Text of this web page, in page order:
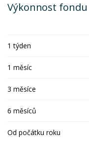
Výkonnost fondu
1 týden
1 měsíc
3 měsíce
6 měsíců
Od počátku roku